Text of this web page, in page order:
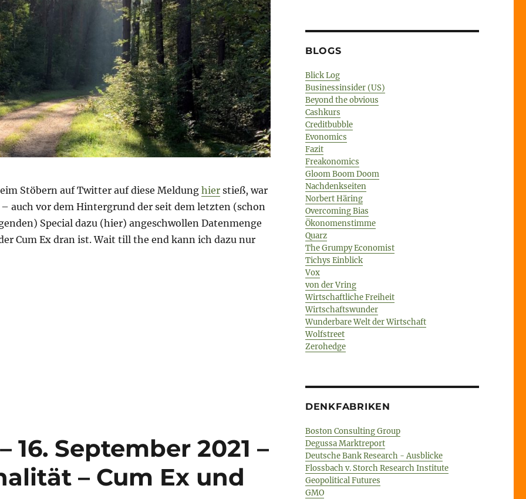
Stöbern auf Twitter auf diese Meldung hierstieß, war
auch vor dem Hintergrund der seit dem letzten (schon
Special dazu (hier) angeschwollen Datenmenge
Cum Ex dran ist. Wait till the end kann ich dazu nur
– 13. Januar 2022 – Cum Ex – jetzt wird’s eng…“
September 2021 –
– Cum Ex und
BLOGS
Blick Log
Businessinsider (US)
Beyond the obvious
Cashkurs
Creditbubble
Evonomics
Fazit
Freakonomics
Gloom Boom Doom
Nachdenkseiten
Norbert Häring
Overcoming Bias
Ökonomenstimme
Quarz
The Grumpy Economist
Tichys Einblick
Vox
von der Vring
Wirtschaftliche Freiheit
Wirtschaftswunder
Wunderbare Welt der Wirtschaft
Wolfstreet
Zerohedge
DENKFABRIKEN
Boston Consulting Group
Degussa Marktreport
Deutsche Bank Research - Ausblicke
Flossbach v. Storch Research Institute
Geopolitical Futures
GMO